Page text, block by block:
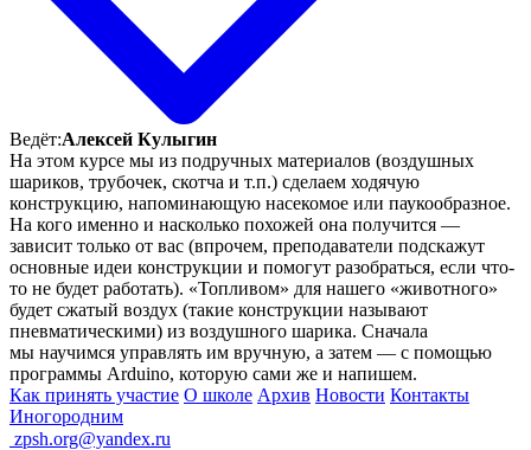
Ведёт:Алексей Кулыгин
На этом курсе мы из подручных материалов (воздушных
шариков, трубочек, скотча и т.п.) сделаем ходячую
конструкцию, напоминающую насекомое или паукообразное.
На кого именно и насколько похожей она получится —
зависит только от вас (впрочем, преподаватели подскажут
основные идеи конструкции и помогут разобраться, если что-
то не будет работать). «Топливом» для нашего «животного»
будет сжатый воздух (такие конструкции называют
пневматическими) из воздушного шарика. Сначала
мы научимся управлять им вручную, а затем — с помощью
программы Arduino, которую сами же и напишем.
Как принять участие О школе Архив Новости Контакты
Иногородним
zpsh.org@yandex.ru